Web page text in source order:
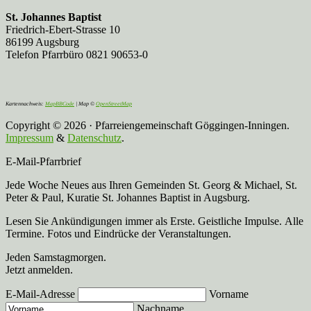
St. Johannes Baptist
Friedrich-Ebert-Strasse 10
86199 Augsburg
Telefon Pfarrbüro 0821 90653-0
Kartennachweis: MapBBCode | Map © OpenStreetMap
Copyright © 2026 · Pfarreiengemeinschaft Göggingen-Inningen.
Impressum & Datenschutz.
E-Mail-Pfarrbrief
Jede Woche Neues aus Ihren Gemeinden St. Georg & Michael, St.
Peter & Paul, Kuratie St. Johannes Baptist in Augsburg.
Lesen Sie Ankündigungen immer als Erste. Geistliche Impulse. Alle
Termine. Fotos und Eindrücke der Veranstaltungen.
Jeden Samstagmorgen.
Jetzt anmelden.
E-Mail-Adresse
Vorname
Nachname